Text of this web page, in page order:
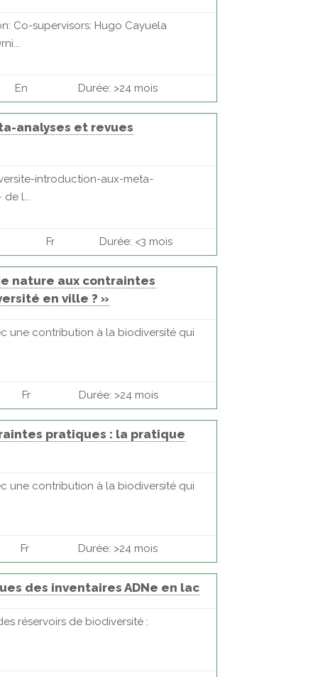
Co-supervisors: Hugo Cayuela
En Durée: >24 mois
analyses et revues
introduction-aux-meta-
l...
Fr Durée: <3 mois
nature aux contraintes
en ville ? »
une contribution à la biodiversité qui
Fr Durée: >24 mois
pratiques : la pratique
une contribution à la biodiversité qui
Fr Durée: >24 mois
des inventaires ADNe en lac
réservoirs de biodiversité :